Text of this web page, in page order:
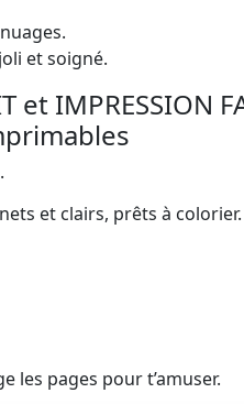
et soigné.
et IMPRESSION
et clairs, prêts à colorier.
les pages pour t’amuser.